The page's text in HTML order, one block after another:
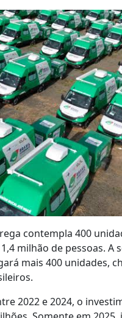
contempla 400
milhão de pessoas. A
mais 400 unidades,
2022 e 2024, o